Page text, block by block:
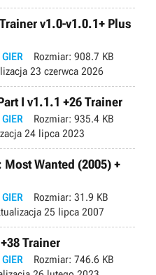
v1.0-v1.0.1+ Plus
Rozmiar: 908.7 KB
23 czerwca 2026
I v1.1.1 +26 Trainer
Rozmiar: 935.4 KB
24 lipca 2023
Most Wanted (2005) +
Rozmiar: 31.9 KB
25 lipca 2007
Trainer
Rozmiar: 746.6 KB